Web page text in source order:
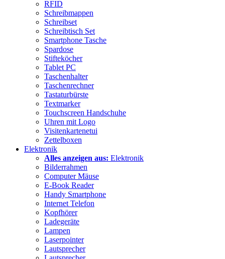
RFID
Schreibmappen
Schreibset
Schreibtisch Set
Smartphone Tasche
Spardose
Stifteköcher
Tablet PC
Taschenhalter
Taschenrechner
Tastaturbürste
Textmarker
Touchscreen Handschuhe
Uhren mit Logo
Visitenkartenetui
Zettelboxen
Elektronik
Alles anzeigen aus: Elektronik
Bilderrahmen
Computer Mäuse
E-Book Reader
Handy Smartphone
Internet Telefon
Kopfhörer
Ladegeräte
Lampen
Laserpointer
Lautsprecher